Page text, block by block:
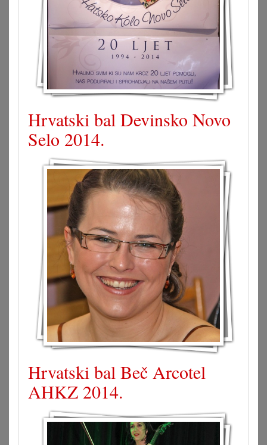
Hrvatski bal Devinsko Novo
Selo 2014.
Hrvatski bal Beč Arcotel
AHKZ 2014.